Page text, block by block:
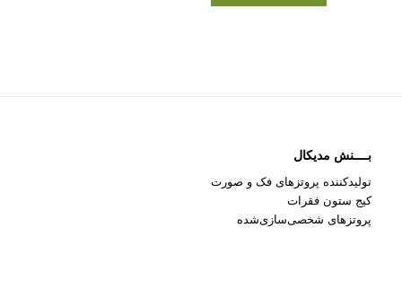
بــــنش مدیکال
تولیدکننده پروتزهای فک و صورت
کیج ستون فقرات
پروتزهای شخصی‌سازی‌شده